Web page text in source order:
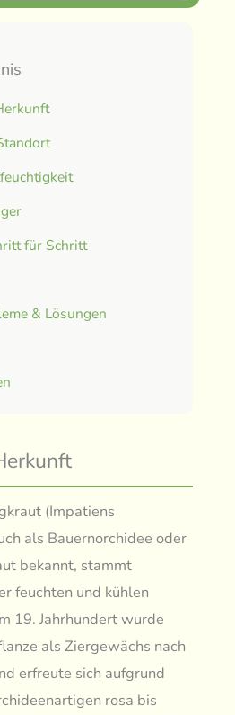
für Schritt
& Lösungen
(Impatiens
als Bauernorchidee oder
bekannt, stammt
feuchten und kühlen
19. Jahrhundert wurde
als Ziergewächs nach
erfreute sich aufgrund
rosa bis